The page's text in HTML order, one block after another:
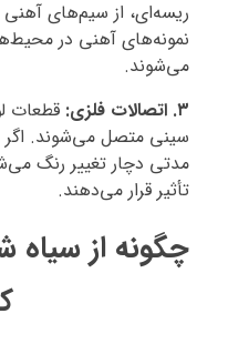
ریسه‌ای، از سیم‌های
نمونه‌های آهنی در
می‌شوند.
۳. اتصالات فلزی:
قطعات
سینی متصل می‌شوند. اگر
مدتی دچار تغییر رنگ
تأثیر قرار می‌دهند.
چگونه از سیاه